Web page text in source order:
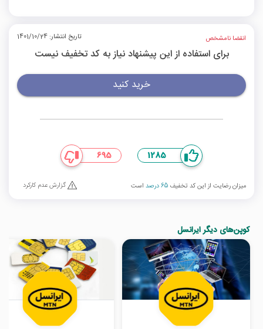
انقضا نامشخص تاریخ انتشار: 1401/10/24
برای استفاده از این پیشنهاد نیاز به کد تخفیف نیست
خرید کنید
1285
695
میزان رضایت از این کد تخفیف 65 درصد است گزارش عدم کارکرد
کوپن‌های دیگر ایرانسل